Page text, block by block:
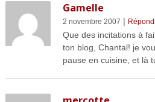
Gamelle
2 novembre 2007 |
Que des incitations à
ton blog, Chantal! je
pause en cuisine, et là